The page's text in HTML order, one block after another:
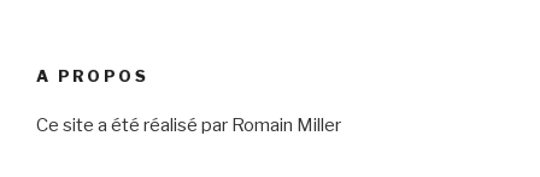
A PROPOS
Ce site a été réalisé par Romain Miller